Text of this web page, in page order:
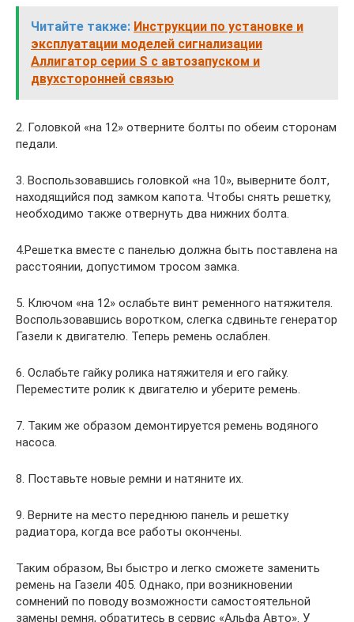
Читайте также: Инструкции по установке и
эксплуатации моделей сигнализации
Аллигатор серии S с автозапуском и
двухсторонней связью
2. Головкой «на 12» отверните болты по обеим сторонам
педали.
3. Воспользовавшись головкой «на 10», выверните болт,
находящийся под замком капота. Чтобы снять решетку,
необходимо также отвернуть два нижних болта.
4.Решетка вместе с панелью должна быть поставлена на
расстоянии, допустимом тросом замка.
5. Ключом «на 12» ослабьте винт ременного натяжителя.
Воспользовавшись воротком, слегка сдвиньте генератор
Газели к двигателю. Теперь ремень ослаблен.
6. Ослабьте гайку ролика натяжителя и его гайку.
Переместите ролик к двигателю и уберите ремень.
7. Таким же образом демонтируется ремень водяного
насоса.
8. Поставьте новые ремни и натяните их.
9. Верните на место переднюю панель и решетку
радиатора, когда все работы окончены.
Таким образом, Вы быстро и легко сможете заменить
ремень на Газели 405. Однако, при возникновении
сомнений по поводу возможности самостоятельной
замены ремня, обратитесь в сервис «Альфа Авто». У